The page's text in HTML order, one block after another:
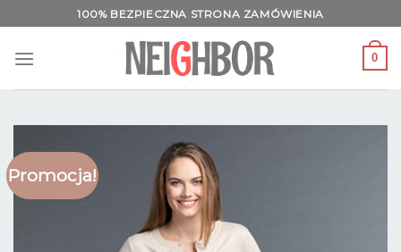
to
content
100% BEZPIECZNA STRONA ZAMÓWIENIA
0
Promocja!